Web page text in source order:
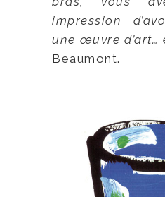
impression
une œuvre d’art…
Beaumont.